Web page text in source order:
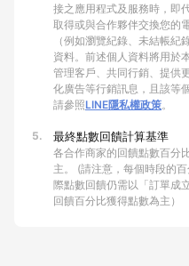
接之應用程式及服務時，即
取得或與合作夥伴交換您的
（例如瀏覽紀錄、未結帳
資料。前述個人資料將用於
管理客戶、共同行銷、提供
化廣告等行銷訊息，且該等
請參照LINE隱私權政策。
5. 最終點數回饋計算基準
各合作商家的回饋點數百分
主。 (請注意，每個時段的
際點數回饋仍需以「訂單成
回饋百分比獲得點數為主）